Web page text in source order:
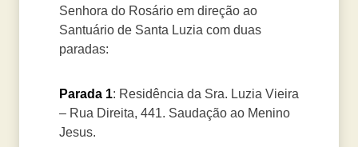
Senhora do Rosário em direção ao
Santuário de Santa Luzia com duas
paradas:
Parada 1: Residência da Sra. Luzia Vieira
– Rua Direita, 441. Saudação ao Menino
Jesus.